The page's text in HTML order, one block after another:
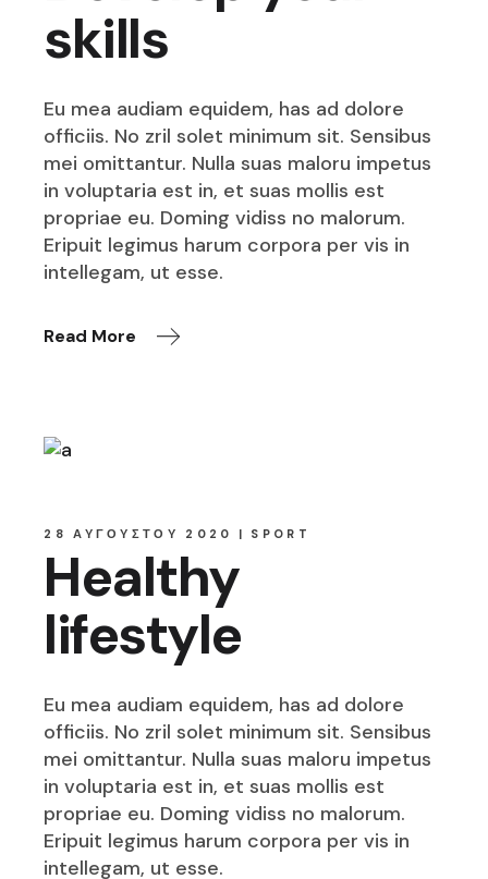
skills
Eu mea audiam equidem, has ad dolore
officiis. No zril solet minimum sit. Sensibus
mei omittantur. Nulla suas maloru impetus
in voluptaria est in, et suas mollis est
propriae eu. Doming vidiss no malorum.
Eripuit legimus harum corpora per vis in
intellegam, ut esse.
Read More
28 ΑΥΓΟΎΣΤΟΥ 2020 SPORT
Healthy
lifestyle
Eu mea audiam equidem, has ad dolore
officiis. No zril solet minimum sit. Sensibus
mei omittantur. Nulla suas maloru impetus
in voluptaria est in, et suas mollis est
propriae eu. Doming vidiss no malorum.
Eripuit legimus harum corpora per vis in
intellegam, ut esse.